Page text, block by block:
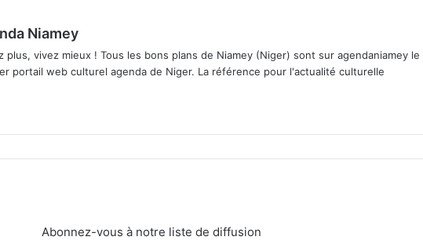
Niamey
plus, vivez mieux ! Tous les bons plans de Niamey (Niger) sont sur agendaniamey le
portail web culturel agenda de Niger. La référence pour l'actualité culturelle
Abonnez-vous à notre liste de diffusion